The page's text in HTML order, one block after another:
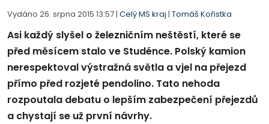
Vydáno 26. srpna 2015 13:57 | Celý MS kraj | Tomáš Kořistka
Asi každý slyšel o železničním neštěstí, které se
před měsícem stalo ve Studénce. Polský kamion
nerespektoval výstražná světla a vjel na přejezd
přímo před rozjeté pendolino. Tato nehoda
rozpoutala debatu o lepším zabezpečení přejezdů
a chystají se už první návrhy.